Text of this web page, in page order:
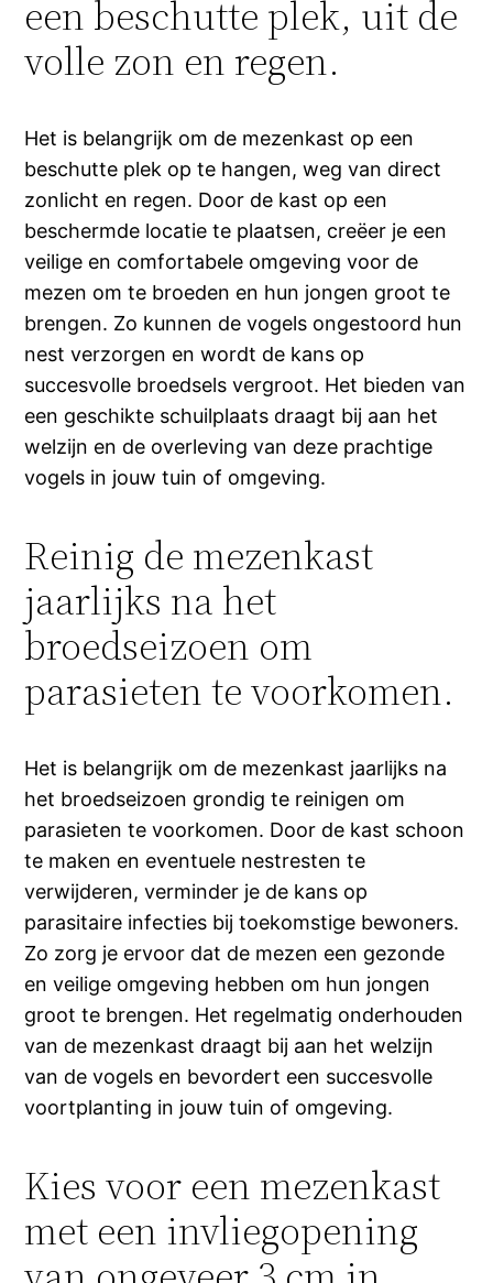
een beschutte plek, uit de
volle zon en regen.
Het is belangrijk om de mezenkast op een
beschutte plek op te hangen, weg van direct
zonlicht en regen. Door de kast op een
beschermde locatie te plaatsen, creëer je een
veilige en comfortabele omgeving voor de
mezen om te broeden en hun jongen groot te
brengen. Zo kunnen de vogels ongestoord hun
nest verzorgen en wordt de kans op
succesvolle broedsels vergroot. Het bieden van
een geschikte schuilplaats draagt bij aan het
welzijn en de overleving van deze prachtige
vogels in jouw tuin of omgeving.
Reinig de mezenkast
jaarlijks na het
broedseizoen om
parasieten te voorkomen.
Het is belangrijk om de mezenkast jaarlijks na
het broedseizoen grondig te reinigen om
parasieten te voorkomen. Door de kast schoon
te maken en eventuele nestresten te
verwijderen, verminder je de kans op
parasitaire infecties bij toekomstige bewoners.
Zo zorg je ervoor dat de mezen een gezonde
en veilige omgeving hebben om hun jongen
groot te brengen. Het regelmatig onderhouden
van de mezenkast draagt bij aan het welzijn
van de vogels en bevordert een succesvolle
voortplanting in jouw tuin of omgeving.
Kies voor een mezenkast
met een invliegopening